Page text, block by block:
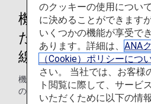
機内持ち込み・お預
たは禁止されてい
線）
機内へのお持ち込みができないも
のについて説明させていただきま
のクッキーの使用につい
に決めることができます
いくつかの機能が享受で
あります。詳細は、 ANA
（Cookie）ポリシーにつ
さい。 当社では、お客様
ト閲覧に際して、サービ
いただくために以下の情